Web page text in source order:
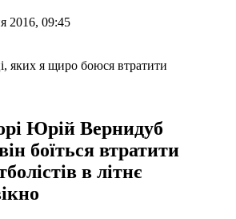
2016, 09:45
Юрій Вернидуб
боїться втратити
в літнє